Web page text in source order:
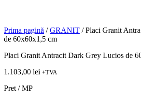
Prima pagină /GRANIT / Placi Granit
de 60x60x1,5 cm
Placi Granit Antracit Dark Grey Lucios de
1.103,00 lei +TVA
Pret / MP